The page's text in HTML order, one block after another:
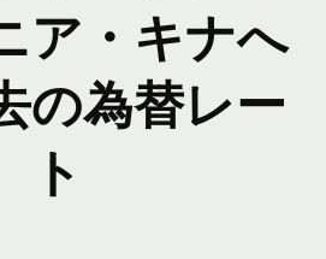
ア・キナへ
の為替レー
ト